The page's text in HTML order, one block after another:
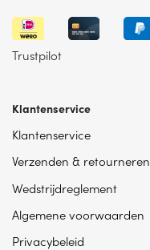
Trustpilot
Klantenservice
Klantenservice
Verzenden & retourneren
Wedstrijdreglement
Algemene voorwaarden
Privacybeleid